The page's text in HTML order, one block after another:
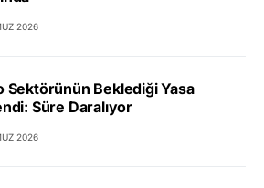
2026
Sektörünün Beklediği Yasa
Süre Daralıyor
2026